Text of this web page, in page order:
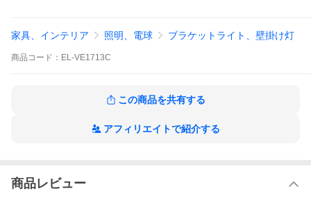
LDA4L-G-E17/40/S-PS X2 電球色
LDA5N-G-E17/40/D/S X2 昼白色 調光対応
LDA5L-G-E17/40/S X2 電球色
LDA8L-G-E17/60/S X2 電球色
家具、インテリア 照明、電球 ブラケットライト、壁掛け灯
商品 コード： EL-VE1713C
この商品を共有する
アフィリエイトで紹介する
商品レビュー